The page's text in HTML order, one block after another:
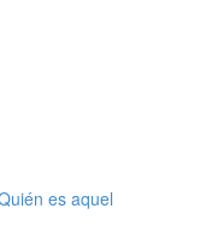
es aquel